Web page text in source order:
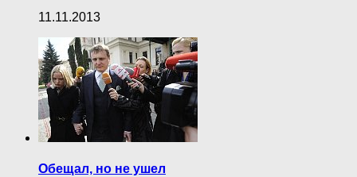
11.11.2013
Обещал, но не ушел